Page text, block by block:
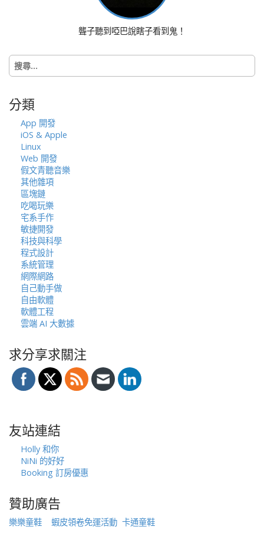
聾子聽到啞巴說瞎子看到鬼！
搜
尋
字:
分類
App 開發
iOS & Apple
Linux
Web 開發
假文青聽音樂
其他雜項
區塊鏈
吃喝玩樂
宅系手作
敏捷開發
科技與科學
程式設計
系統管理
網際網路
自己動手做
自由軟體
軟體工程
雲端 AI 大數據
求分享求關注
友站連結
Holly 和你
NiNi 的好好
Booking 訂房優惠
贊助廣告
樂樂童鞋 蝦皮領卷免運活動 卡通童鞋